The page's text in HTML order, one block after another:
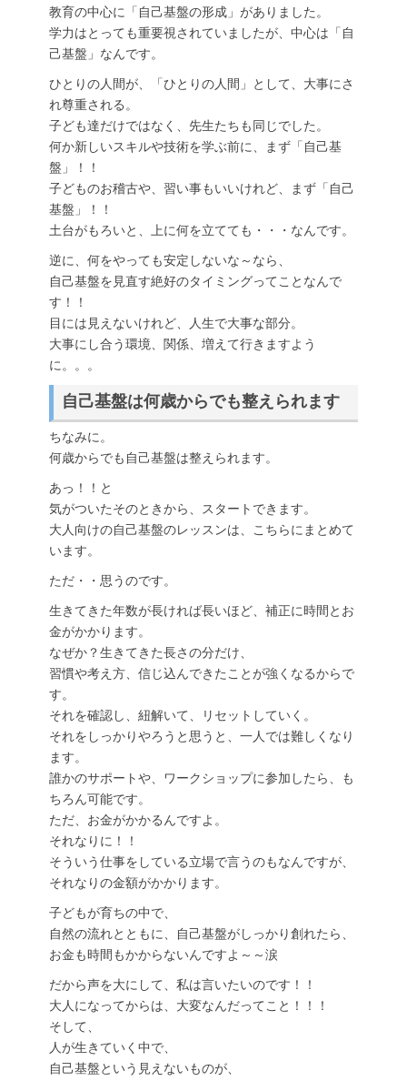
教育の中心に「自己基盤の形成」がありました。
学力はとっても重要視されていましたが、中心は「自
己基盤」なんです。
ひとりの人間が、「ひとりの人間」として、大事にさ
れ尊重される。
子ども達だけではなく、先生たちも同じでした。
何か新しいスキルや技術を学ぶ前に、まず「自己基
盤」！！
子どものお稽古や、習い事もいいけれど、まず「自己
基盤」！！
土台がもろいと、上に何を立てても・・・なんです。
逆に、何をやっても安定しないな～なら、
自己基盤を見直す絶好のタイミングってことなんで
す！！
目には見えないけれど、人生で大事な部分。
大事にし合う環境、関係、増えて行きますよう
に。。。
自己基盤は何歳からでも整えられます
ちなみに。
何歳からでも自己基盤は整えられます。
あっ！！と
気がついたそのときから、スタートできます。
大人向けの自己基盤のレッスンは、こちらにまとめて
います。
ただ・・思うのです。
生きてきた年数が長ければ長いほど、補正に時間とお
金がかかります。
なぜか？生きてきた長さの分だけ、
習慣や考え方、信じ込んできたことが強くなるからで
す。
それを確認し、紐解いて、リセットしていく。
それをしっかりやろうと思うと、一人では難しくなり
ます。
誰かのサポートや、ワークショップに参加したら、も
ちろん可能です。
ただ、お金がかかるんですよ。
それなりに！！
そういう仕事をしている立場で言うのもなんですが、
それなりの金額がかかります。
子どもが育ちの中で、
自然の流れとともに、自己基盤がしっかり創れたら、
お金も時間もかからないんですよ～～涙
だから声を大にして、私は言いたいのです！！
大人になってからは、大変なんだってこと！！！
そして、
人が生きていく中で、
自己基盤という見えないものが、